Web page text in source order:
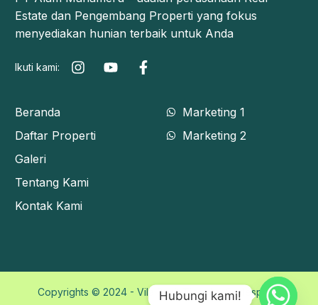
Estate dan Pengembang Properti yang fokus
menyediakan hunian terbaik untuk Anda
Ikuti kami:
Beranda
Daftar Properti
Galeri
Tentang Kami
Kontak Kami
Marketing 1
Marketing 2
Copyrights © 2024 - Vila Bukit Tidar by Codespace
Hubungi kami!